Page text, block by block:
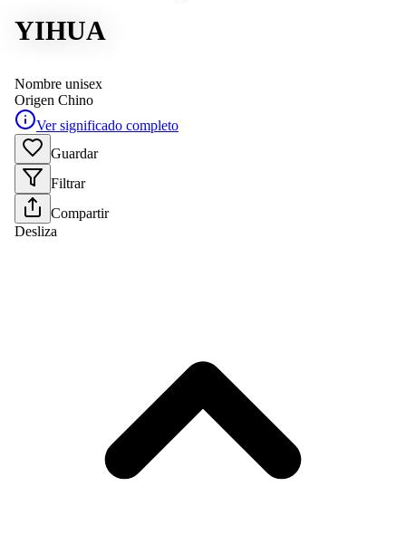
YIHUA
Nombre unisex
Origen Chino
Ver significado completo
Guardar
Filtrar
Compartir
Desliza